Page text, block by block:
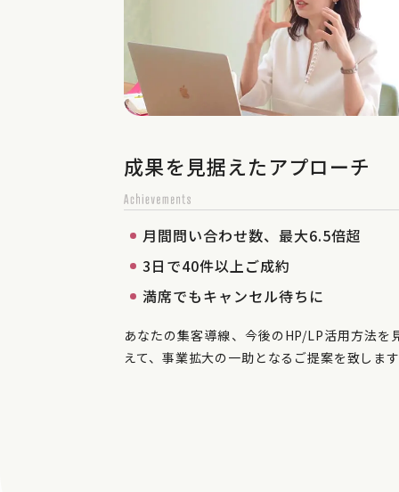
成果を見据えたアプローチ
月間問い合わせ数、最大6.5倍超
3日で40件以上ご成約
満席でもキャンセル待ちに
あなたの集客導線、今後のHP/LP活用方法を
えて、事業拡大の一助となるご提案を致しま